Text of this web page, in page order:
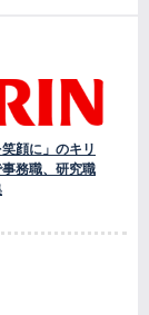
笑顔に」のキリ
務職、研究職